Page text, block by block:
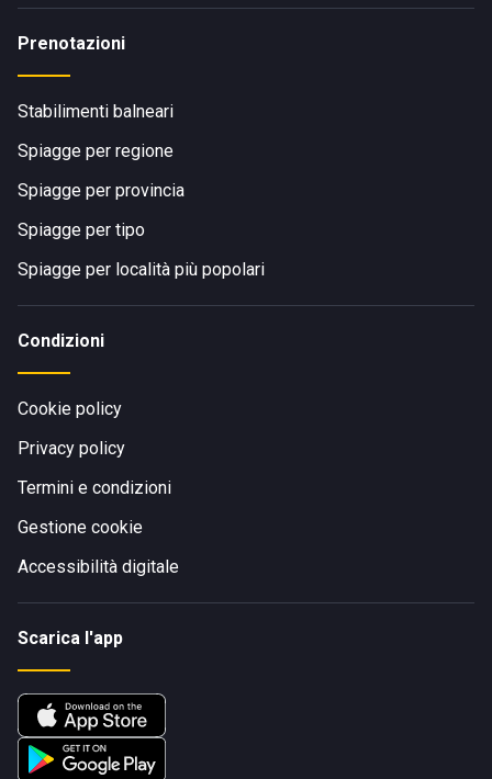
Prenotazioni
Stabilimenti balneari
Spiagge per regione
Spiagge per provincia
Spiagge per tipo
Spiagge per località più popolari
Condizioni
Cookie policy
Privacy policy
Termini e condizioni
Gestione cookie
Accessibilità digitale
Scarica l'app